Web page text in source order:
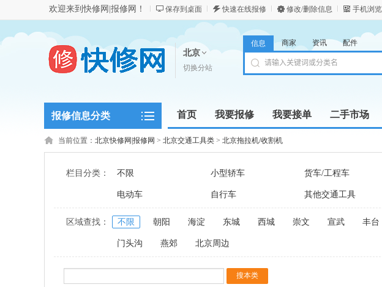
欢迎来到快修网|报修网！ 保存到桌面 快速在线报修 修改/删除信息 手机浏览
北京
切换分站
信息 商家 资讯 配件
报修信息分类 首页 我要报修 我要接单 二手市场
当前位置： 北京快修网|报修网 > 北京交通工具类 > 北京拖拉机/收割机
栏目分类： 不限 小型轿车 货车/工程车
电动车 自行车 其他交通工具
区域查找： 不限 朝阳 海淀 东城 西城 崇文 宣武 丰台
门头沟 燕郊 北京周边